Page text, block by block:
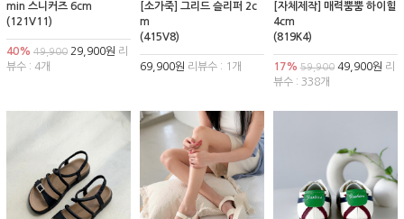
min 스니커즈 6cm
(121V11)
40% 49,900 29,900원 리
뷰수 : 4개
[소가죽] 그리드 슬리퍼 2c
m
(415V8)
69,900원 리뷰수 : 1개
[자체제작] 매력뿜뿜 하이힐
4cm
(819K4)
17% 59,90049,900원 리
뷰수 : 338개